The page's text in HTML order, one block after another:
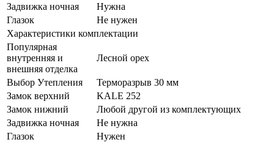
Задвижка ночная
Нужна
Глазок
Не нужен
Характеристики комплектации
Популярная
внутренняя и
внешняя отделка
Лесной орех
Выбор Утепления
Терморазрыв 30 мм
Замок верхний
KALE 252
Замок нижний
Любой другой из комплектующих
Задвижка ночная
Не нужна
Глазок
Нужен